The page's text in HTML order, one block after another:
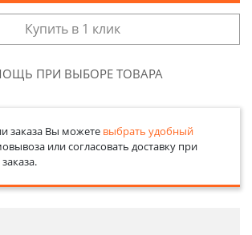
Купить в 1 клик
ПРИ ВЫБОРЕ ТОВАРА
заказа Вы можете выбрать удобный
или согласовать доставку при